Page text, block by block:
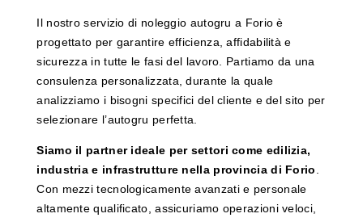
Il nostro servizio di noleggio autogru a Forio è
progettato per garantire efficienza, affidabilità e
sicurezza in tutte le fasi del lavoro. Partiamo da una
consulenza personalizzata, durante la quale
analizziamo i bisogni specifici del cliente e del sito per
selezionare l’autogru perfetta.
Siamo il partner ideale per settori come edilizia,
industria e infrastrutture nella provincia di Forio
Con mezzi tecnologicamente avanzati e personale
altamente qualificato, assicuriamo operazioni veloci,